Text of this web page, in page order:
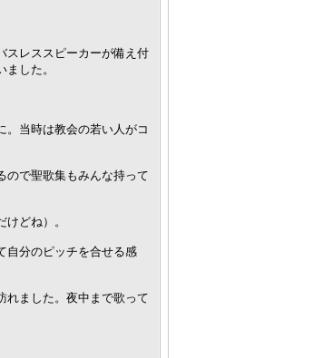
スレススピーカーが備え付
した。
。当時は教会の若い人がコ
ので聖歌集もみんな持って
どね）。
自分のピッチを合せる感
れました。夜中まで歌って